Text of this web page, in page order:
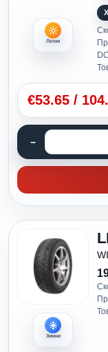
Летни
€53.65 /
Зимни